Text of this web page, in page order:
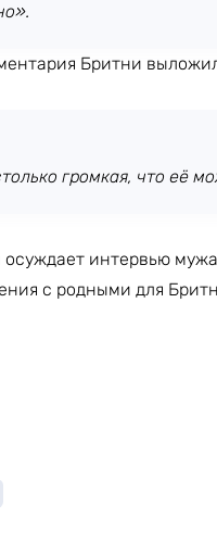
Бритни
громкая, что её
осуждает интервью
с родными для